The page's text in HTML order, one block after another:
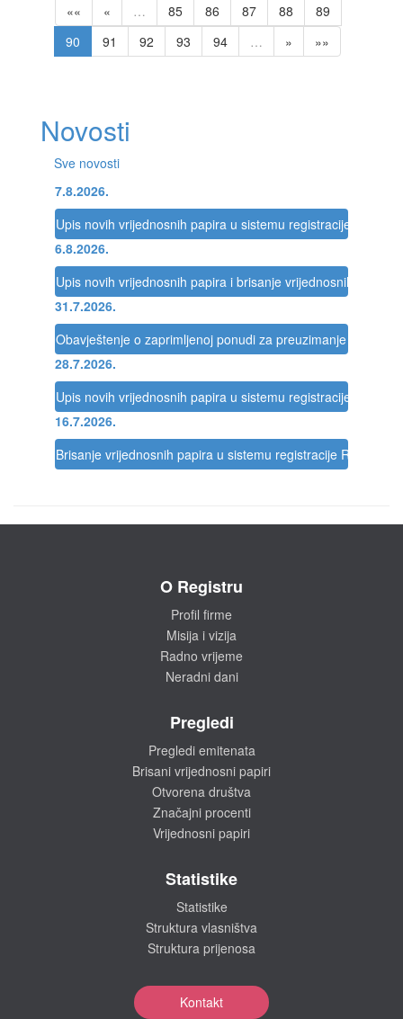
«« « … 85 86 87 88
89
90
91 92 93 94 … » »»
Novosti
Sve novosti
7.8.2026.
Upis novih vrijednosnih papira u sistemu registracije Registra
6.8.2026.
Upis novih vrijednosnih papira i brisanje vrijednosnih papira
31.7.2026.
Obavještenje o zaprimljenoj ponudi za preuzimanje društva
28.7.2026.
Upis novih vrijednosnih papira u sistemu registracije Registra
16.7.2026.
Brisanje vrijednosnih papira u sistemu registracije Registra
O Registru
Profil firme
Misija i vizija
Radno vrijeme
Neradni dani
Pregledi
Pregledi emitenata
Brisani vrijednosni papiri
Otvorena društva
Značajni procenti
Vrijednosni papiri
Statistike
Statistike
Struktura vlasništva
Struktura prijenosa
Kontakt